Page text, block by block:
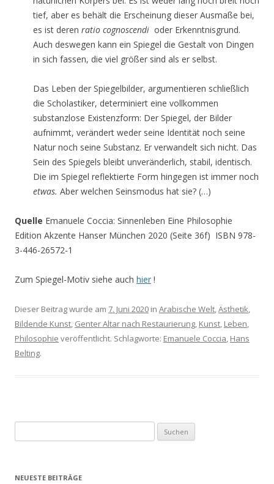
tief, aber es behält die Erscheinung dieser Ausmaße bei,
es ist deren ratio cognoscendi oder Erkenntnisgrund.
Auch deswegen kann ein Spiegel die Gestalt von Dingen
in sich fassen, die viel größer sind als er selbst.
Das Leben der Spiegelbilder, argumentieren schließlich
die Scholastiker, determiniert eine vollkommen
substanzlose Existenzform: Der Spiegel, der Bilder
aufnimmt, verändert weder seine Identität noch seine
Natur noch seine Substanz. Er verwandelt sich nicht. Das
Sein des Spiegels bleibt unveränderlich, stabil, identisch.
Die im Spiegel reflektierte Form hingegen ist immer noch
etwas. Aber welchen Seinsmodus hat sie? (…)
Quelle Emanuele Coccia: Sinnenleben Eine Philosophie
Edition Akzente Hanser München 2020 (Seite 36f) ISBN 978-
3-446-26572-1
Zum Spiegel-Motiv siehe auch hier !
Dieser Beitrag wurde am 7. Juni 2020 in Arabische Welt,Ästhetik,
Bildende Kunst, Genter Altar nach Restaurierung, Kunst, Leben,
Philosophie veröffentlicht. Schlagworte: Emanuele Coccia, Hans
Belting.
u
h
NEUESTE BEITRÄGE